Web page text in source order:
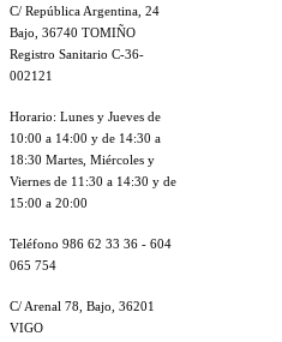
C/ República Argentina, 24
Bajo, 36740 TOMIÑO
Registro Sanitario C-36-
002121
Horario: Lunes y Jueves de
10:00 a 14:00 y de 14:30 a
18:30 Martes, Miércoles y
Viernes de 11:30 a 14:30 y de
15:00 a 20:00
Teléfono 986 62 33 36 - 604
065 754
C/ Arenal 78, Bajo, 36201
VIGO